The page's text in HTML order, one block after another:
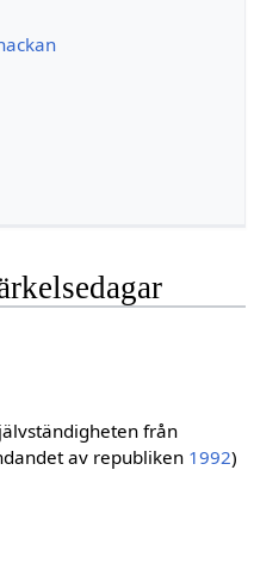
från
av republiken 1992)